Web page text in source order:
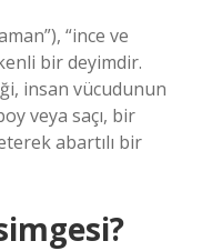
“ince ve
bir deyimdir.
insan vücudunun
veya saçı, bir
abartılı bir